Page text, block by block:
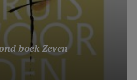
boek Zeven